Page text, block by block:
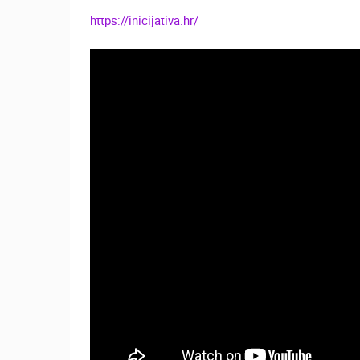
NAJBOLJE S WEBA GRADOVI I MJESTA
https://inicijativa.hr/